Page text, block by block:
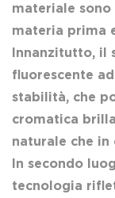
materiale
materia prima
Innanzitutto, il
fluorescente
stabilità, che
cromatica
naturale che in
In secondo
tecnologia